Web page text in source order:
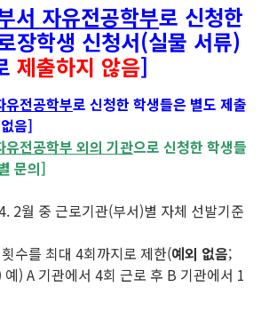
서 자유전공학부로 신청한
장학생 신청서(실물 서류)
제출하지 않음]
유전공학부로 신청한 학생들은 별도 제출
음]
유전공학부 외의 기관으로 신청한 학생들
문의]
2월 중 근로기관(부서)별 자체 선발기준
수를 최대 4회까지로 제한(예외 없음;
) A 기관에서 4회 근로 후 B 기관에서 1